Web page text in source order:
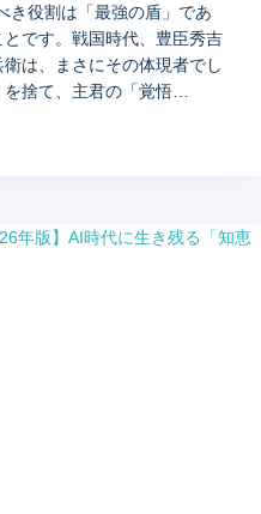
き役割は「最強の盾」であ
です。戦国時代、豊臣秀吉
は、まさにその体現者でし
捨て、主君の「覚悟…